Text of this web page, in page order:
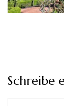
Schreibe